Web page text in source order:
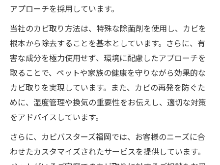
アプローチを採用しています。
当社のカビ取り方法は、特殊な除菌剤を使用し、カビを
根本から除去することを基本としています。さらに、有
害な成分を極力使用せず、環境に配慮したアプローチを
取ることで、ペットや家族の健康を守りながら効果的な
カビ取りを実現しています。また、カビの再発を防ぐた
めに、湿度管理や換気の重要性をお伝えし、適切な対策
をアドバイスしています。
さらに、カビバスターズ福岡では、お客様のニーズに合
わせたカスタマイズされたサービスを提供しています。